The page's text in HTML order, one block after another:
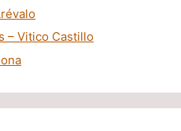
– Vitico Castillo